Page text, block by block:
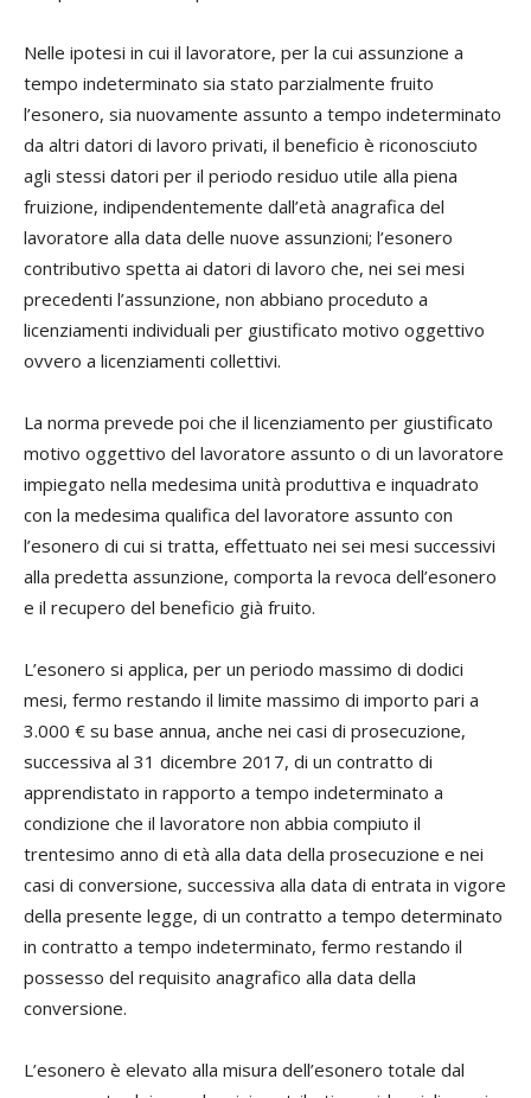
Nelle ipotesi in cui il lavoratore, per la cui assunzione a
tempo indeterminato sia stato parzialmente fruito
l’esonero, sia nuovamente assunto a tempo indeterminato
da altri datori di lavoro privati, il beneficio è riconosciuto
agli stessi datori per il periodo residuo utile alla piena
fruizione, indipendentemente dall’età anagrafica del
lavoratore alla data delle nuove assunzioni; l’esonero
contributivo spetta ai datori di lavoro che, nei sei mesi
precedenti l’assunzione, non abbiano proceduto a
licenziamenti individuali per giustificato motivo oggettivo
ovvero a licenziamenti collettivi.
La norma prevede poi che il licenziamento per giustificato
motivo oggettivo del lavoratore assunto o di un lavoratore
impiegato nella medesima unità produttiva e inquadrato
con la medesima qualifica del lavoratore assunto con
l’esonero di cui si tratta, effettuato nei sei mesi successivi
alla predetta assunzione, comporta la revoca dell’esonero
e il recupero del beneficio già fruito.
L’esonero si applica, per un periodo massimo di dodici
mesi, fermo restando il limite massimo di importo pari a
3.000 € su base annua, anche nei casi di prosecuzione,
successiva al 31 dicembre 2017, di un contratto di
apprendistato in rapporto a tempo indeterminato a
condizione che il lavoratore non abbia compiuto il
trentesimo anno di età alla data della prosecuzione e nei
casi di conversione, successiva alla data di entrata in vigore
della presente legge, di un contratto a tempo determinato
in contratto a tempo indeterminato, fermo restando il
possesso del requisito anagrafico alla data della
conversione.
L’esonero è elevato alla misura dell’esonero totale dal